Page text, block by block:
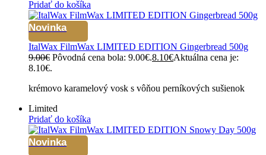
Pridať do košíka
Novinka
ItalWax FilmWax LIMITED EDITION Gingerbread 500g
9.00€ Pôvodná cena bola: 9.00€.8.10€Aktuálna cena je:
8.10€.
krémovo karamelový vosk s vôňou perníkových sušienok
Limited
Pridať do košíka
Novinka